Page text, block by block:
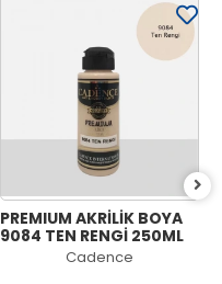
PREMIUM AKRİLİK BOYA
9084 TEN RENGİ 250ML
Cadence